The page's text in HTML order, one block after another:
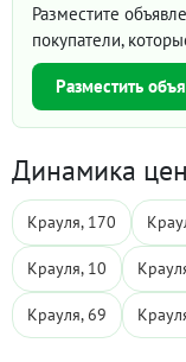
Разместите
покупатели,
Разместить
Динамика
Крауля, 170
Крауля, 10
Крауля, 69